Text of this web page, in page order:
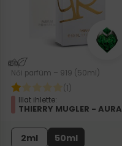
Női parfüm – 919 (50ml)
(1)
Illat ihlette:
THIERRY MUGLER - AURA
2ml 50ml